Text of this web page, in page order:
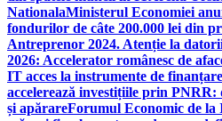
NationalaMinisterul Economiei
fondurilor de câte 200.000 lei din
Antreprenor 2024. Atenție la
2026: Accelerator românesc de
IT acces la instrumente de
accelerează investițiile prin
și apărareForumul Economic de la